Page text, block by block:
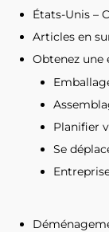
États-Unis –
Articles en
Obtenez
Planifier
Se